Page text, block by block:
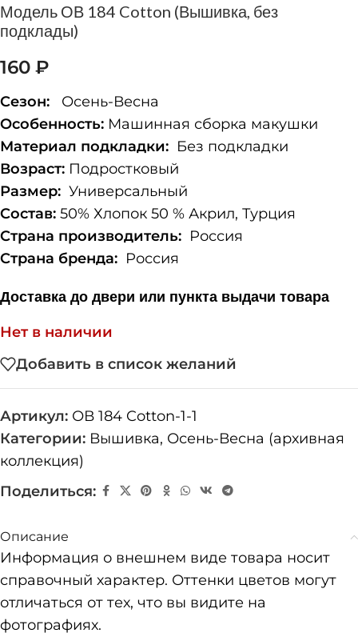
Модель ОВ 184 Cotton (Вышивка, без
подклады)
160 ₽
Сезон: Осень-Весна
Особенность: Машинная сборка макушки
Материал подкладки: Без подкладки
Возраст: Подростковый
Размер: Универсальный
Состав: 50% Хлопок 50 % Акрил, Турция
Страна производитель: Россия
Страна бренда: Россия
Доставка до двери или пункта выдачи товара
Нет в наличии
Добавить в список желаний
Артикул: ОВ 184 Cotton-1-1
Категории: Вышивка, Осень-Весна (архивная
коллекция)
Поделиться:
Описание
Информация о внешнем виде товара носит
справочный характер. Оттенки цветов могут
отличаться от тех, что вы видите на
фотографиях.